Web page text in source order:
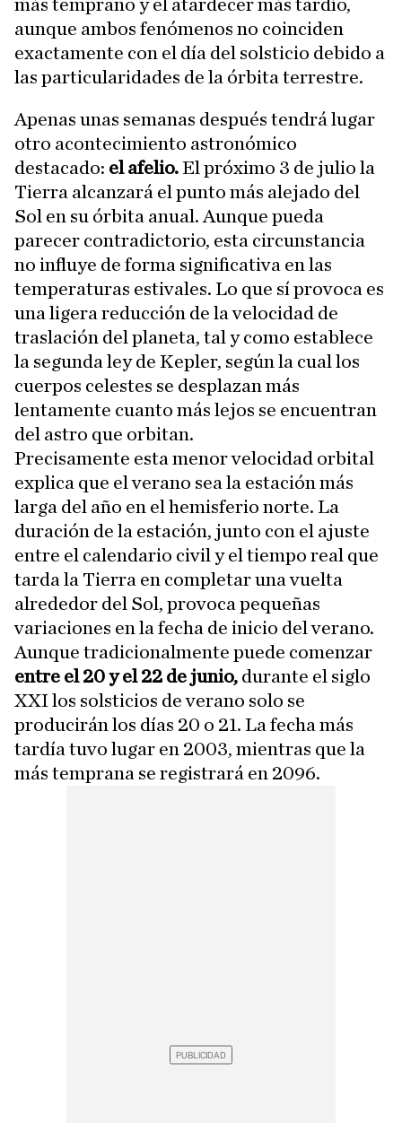
más temprano y el atardecer más tardío,
aunque ambos fenómenos no coinciden
exactamente con el día del solsticio debido a
las particularidades de la órbita terrestre.
Apenas unas semanas después tendrá lugar
otro acontecimiento astronómico
destacado: el afelio.El próximo 3 de julio la
Tierra alcanzará el punto más alejado del
Sol en su órbita anual. Aunque pueda
parecer contradictorio, esta circunstancia
no influye de forma significativa en las
temperaturas estivales. Lo que sí provoca es
una ligera reducción de la velocidad de
traslación del planeta, tal y como establece
la segunda ley de Kepler, según la cual los
cuerpos celestes se desplazan más
lentamente cuanto más lejos se encuentran
del astro que orbitan.
Precisamente esta menor velocidad orbital
explica que el verano sea la estación más
larga del año en el hemisferio norte. La
duración de la estación, junto con el ajuste
entre el calendario civil y el tiempo real que
tarda la Tierra en completar una vuelta
alrededor del Sol, provoca pequeñas
variaciones en la fecha de inicio del verano.
Aunque tradicionalmente puede comenzar
entre el 20 y el 22 de junio, durante el siglo
XXI los solsticios de verano solo se
producirán los días 20 o 21. La fecha más
tardía tuvo lugar en 2003, mientras que la
más temprana se registrará en 2096.